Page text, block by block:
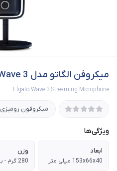
میکروفن الگاتو مدل Elgato Wave 3
Elgato Wave 3 Streaming Microphone
میکروفون رومیزی
ویژگی‌ها
ابعاد
153x66x40 میلی متر
وزن
280 گرم - با پایه 305 گرم